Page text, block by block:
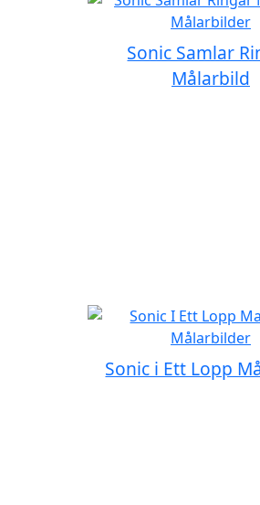
Sonic Samlar
Målarbild
Sonic i Ett Lopp